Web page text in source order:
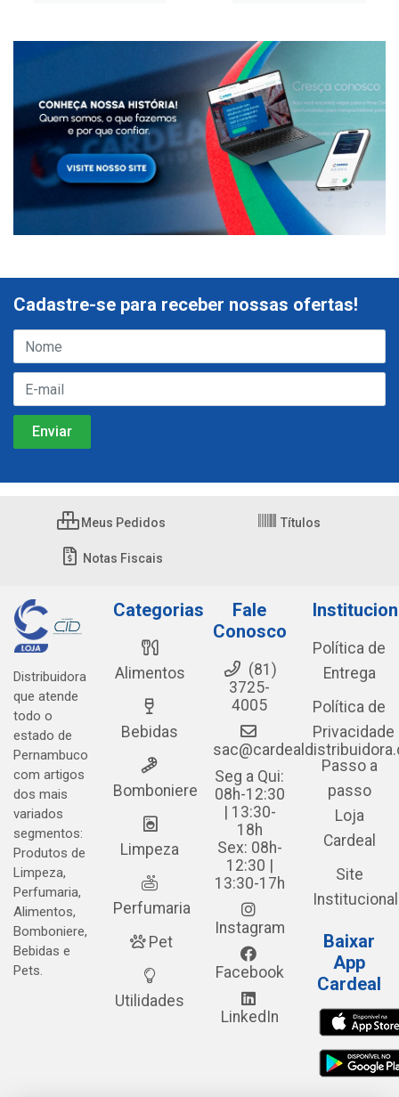
Cadastre-se para receber nossas ofertas!
Meus Pedidos Títulos
Notas Fiscais
Distribuidora
que atende
todo o
estado de
Pernambuco
com artigos
dos mais
variados
segmentos:
Produtos de
Limpeza,
Perfumaria,
Alimentos,
Bomboniere,
Bebidas e
Pets.
Categorias
Alimentos
Bebidas
Bomboniere
Limpeza
Perfumaria
Pet
Utilidades
Fale
Conosco
(81)
3725-
4005
Seg a Qui:
08h-12:30
| 13:30-
18h
Sex: 08h-
12:30 |
13:30-17h
Instagram
Facebook
LinkedIn
Política de
Entrega
Política de
Privacidade
Passo a
passo
Loja
Cardeal
Site
Institucional
Baixar
App
Cardeal